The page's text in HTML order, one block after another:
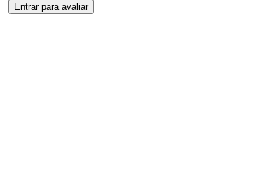
Entrar para avaliar